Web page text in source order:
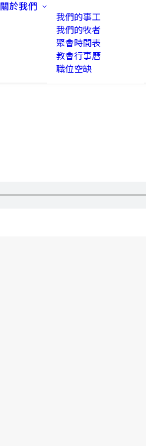
關於我們
我們的事工
我們的牧者
聚會時間表
教會行事曆
職位空缺